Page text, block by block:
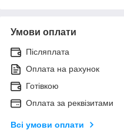
Умови оплати
Післяплата
Оплата на рахунок
Готівкою
Оплата за реквізитами
Всі умови оплати